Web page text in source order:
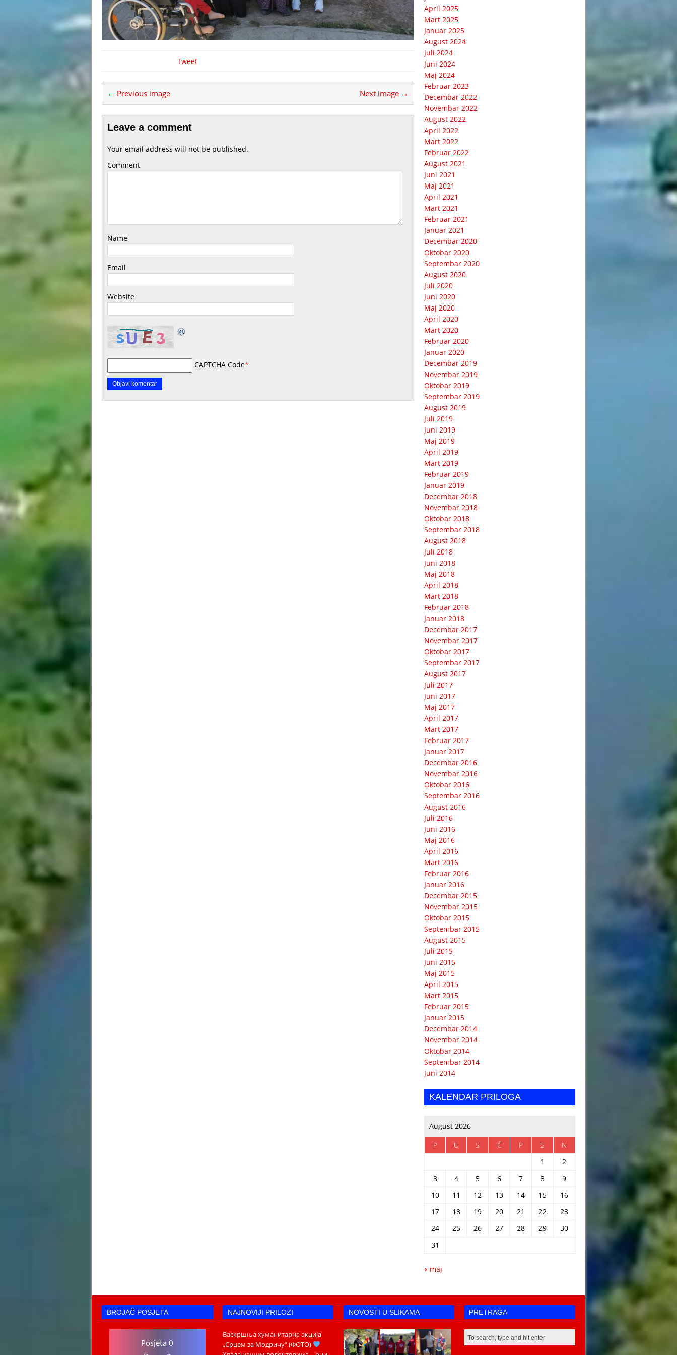
Tweet
← Previous image Next image →
Leave a comment
Your email address will not be published.
Comment
Name
Email
Website
CAPTCHA Code*
April 2025
Mart 2025
Januar 2025
August 2024
Juli 2024
Juni 2024
Maj 2024
Februar 2023
Decembar 2022
Novembar 2022
August 2022
April 2022
Mart 2022
Februar 2022
August 2021
Juni 2021
Maj 2021
April 2021
Mart 2021
Februar 2021
Januar 2021
Decembar 2020
Oktobar 2020
Septembar 2020
August 2020
Juli 2020
Juni 2020
Maj 2020
April 2020
Mart 2020
Februar 2020
Januar 2020
Decembar 2019
Novembar 2019
Oktobar 2019
Septembar 2019
August 2019
Juli 2019
Juni 2019
Maj 2019
April 2019
Mart 2019
Februar 2019
Januar 2019
Decembar 2018
Novembar 2018
Oktobar 2018
Septembar 2018
August 2018
Juli 2018
Juni 2018
Maj 2018
April 2018
Mart 2018
Februar 2018
Januar 2018
Decembar 2017
Novembar 2017
Oktobar 2017
Septembar 2017
August 2017
Juli 2017
Juni 2017
Maj 2017
April 2017
Mart 2017
Februar 2017
Januar 2017
Decembar 2016
Novembar 2016
Oktobar 2016
Septembar 2016
August 2016
Juli 2016
Juni 2016
Maj 2016
April 2016
Mart 2016
Februar 2016
Januar 2016
Decembar 2015
Novembar 2015
Oktobar 2015
Septembar 2015
August 2015
Juli 2015
Juni 2015
Maj 2015
April 2015
Mart 2015
Februar 2015
Januar 2015
Decembar 2014
Novembar 2014
Oktobar 2014
Septembar 2014
Juni 2014
KALENDAR PRILOGA
August 2026
P
U S Č P S
N
1
2
3
4 5 6 7 8
9
10
11 12 13 14 15
16
17
18 19 20 21 22
23
24
25 26 27 28 29
30
31
« maj
BROJAČ POSJETA
Posjeta 0
NAJNOVIJI PRILOZI
Васкршња хуманитарна акција
„Срцем за Модричу“ (ФОТО)
NOVOSTI U SLIKAMA PRETRAGA